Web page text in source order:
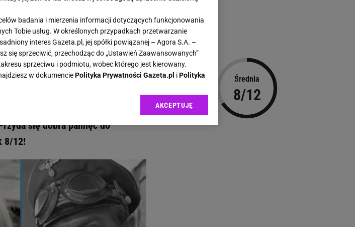
znawca zgarnie komplet punktów - Gazeta.pl
po cytacie? Tylko
polskie seriale, które w czasach
się dobra pamięć do
8/12!
Średnia
8/12
badania i mierzenia informacji dotyczących funkcjonowania
Tobie usług. W określonych przypadkach przetwarzanie
interes Gazeta.pl, jej spółki powiązanej – Agora S.A. –
się sprzeciwić, przechodząc do „Ustawień Zaawansowanych”
sprzeciwu i podmiotu, wobec którego jest kierowany.
w dokumenciePolityka Prywatności Gazeta.pl iPolityka
i przechowywanie plików cookie Gazeta.pl sp. z o.o., jej
twoimi preferencjami dot. przetwarzania danych poprzez
do „Ustawień Zaawansowanych”. Zmiana ustawień
dane osobowe w następujących celach:
charakterystyki urządzenia do celów identyfikacji.
Spersonalizowane reklamy i treści, pomiar reklam i treści,
AKCEPTUJĘ